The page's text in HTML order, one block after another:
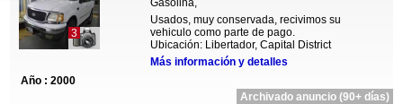
3
Gasolina,
Usados, muy conservada, recivimos su
vehiculo como parte de pago.
Ubicación: Libertador, Capital District
Más información y detalles
Año : 2000
Archivado anuncio (90+ días)